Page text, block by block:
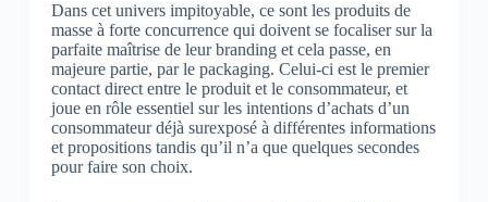
Dans cet univers impitoyable, ce sont les produits de
masse à forte concurrence qui doivent se focaliser sur la
parfaite maîtrise de leur branding et cela passe, en
majeure partie, par le packaging. Celui-ci est le premier
contact direct entre le produit et le consommateur, et
joue en rôle essentiel sur les intentions d’achats d’un
consommateur déjà surexposé à différentes informations
et propositions tandis qu’il n’a que quelques secondes
pour faire son choix.